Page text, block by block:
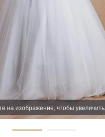
на изображение, чтобы увеличить